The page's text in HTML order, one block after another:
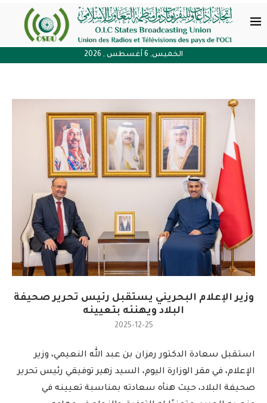
الخميس, 6 أغسطس , 2026
وزير الإعلام البحريني يستقبل رئيس تحرير صحيفة
البلاد ويهنئه بتعيينه
2025-12-25
استقبل سعادة الدكتور رمزان بن عبد الله النعيمي، وزير
الإعلام، في مقر الوزارة اليوم، السيد زهير توفيقي رئيس تحرير
صحيفة البلاد، حيث هنأه سعادته بمناسبة تعيينه في